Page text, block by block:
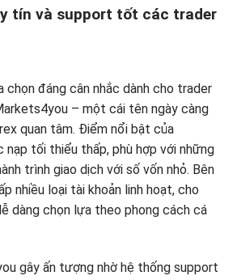
tín và support tốt các trader
đáng cân nhắc dành cho trader
– một cái tên ngày càng
quan tâm. Điểm nổi bật của
tối thiểu thấp, phù hợp với những
trình giao dịch với số vốn nhỏ. Bên
nhiều loại tài khoản linh hoạt, cho
dàng chọn lựa theo phong cách cá
gây ấn tượng nhờ hệ thống support